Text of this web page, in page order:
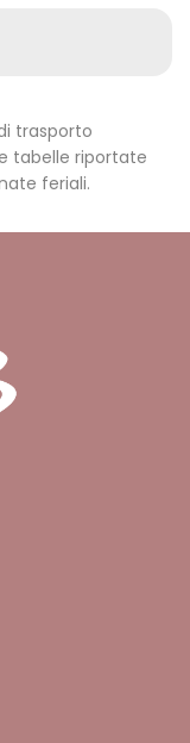
trasporto
tabelle riportate
feriali.